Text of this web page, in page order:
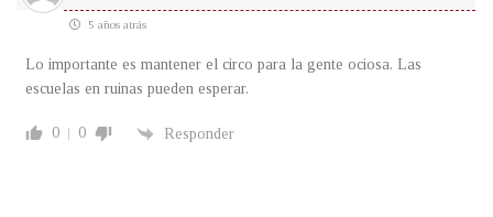
5 años atrás
Lo importante es mantener el circo para la gente ociosa. Las
escuelas en ruinas pueden esperar.
0 0 Responder